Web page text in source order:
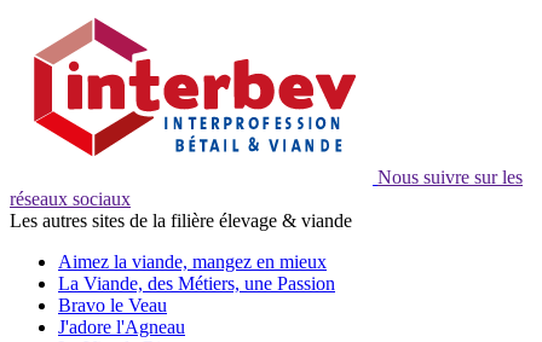
Nous suivre sur les
réseaux sociaux
Les autres sites de la filière élevage & viande
Aimez la viande, mangez en mieux
La Viande, des Métiers, une Passion
Bravo le Veau
J'adore l'Agneau